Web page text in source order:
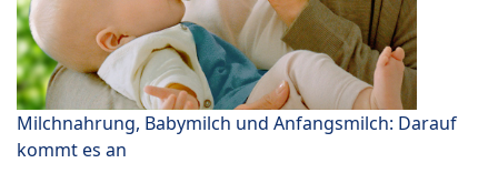
Milchnahrung, Babymilch und Anfangsmilch: Darauf
kommt es an